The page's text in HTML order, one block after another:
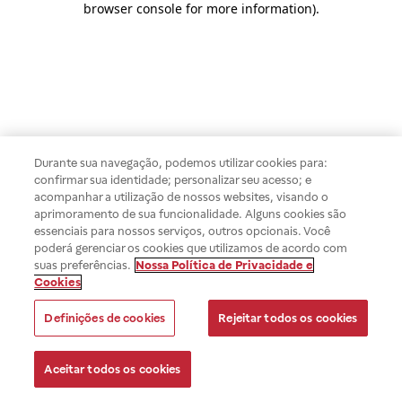
browser console for more information).
Durante sua navegação, podemos utilizar cookies para:
confirmar sua identidade; personalizar seu acesso; e
acompanhar a utilização de nossos websites, visando o
aprimoramento de sua funcionalidade. Alguns cookies são
essenciais para nossos serviços, outros opcionais. Você
poderá gerenciar os cookies que utilizamos de acordo com
suas preferências. Nossa Política de Privacidade e
Cookies
Definições de cookies Rejeitar todos os cookies
Aceitar todos os cookies